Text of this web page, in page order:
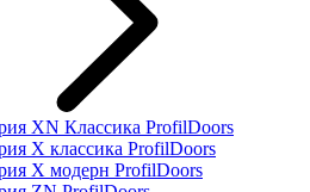
XN Классика ProfilDoors
Х классика ProfilDoors
Х модерн ProfilDoors